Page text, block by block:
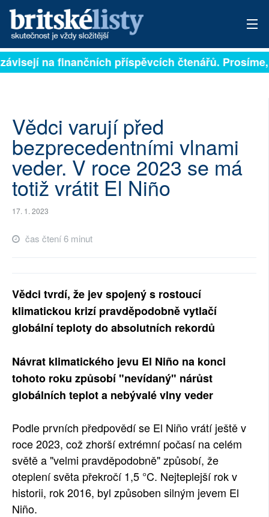
PŘIHLÁSIT
ARCHIV
ROZHOVORY
TÉMATA
RUBRIKY
na finančních příspěvcích čtenářů. Prosíme,
Vědci varují před
bezprecedentními vlnami
veder. V roce 2023 se má
totiž vrátit El Niño
17. 1. 2023
čas čtení 6 minut
Vědci tvrdí, že jev spojený s rostoucí
klimatickou krizí pravděpodobně vytlačí
globální teploty do absolutních rekordů
Návrat klimatického jevu El Niño na konci
tohoto roku způsobí "nevídaný" nárůst
globálních teplot a nebývalé vlny veder
Podle prvních předpovědí se El Niño vrátí ještě v
roce 2023, což zhorší extrémní počasí na celém
světě a "velmi pravděpodobně" způsobí, že
oteplení světa překročí 1,5 °C. Nejteplejší rok v
historii, rok 2016, byl způsoben silným jevem El
Niño.